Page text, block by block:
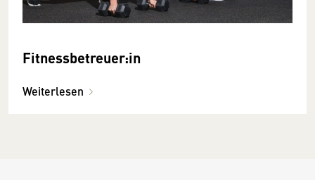
Fitnessbetreuer:in
Weiterlesen